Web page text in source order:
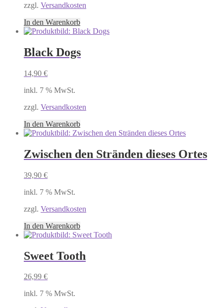
zzgl. Versandkosten
In den Warenkorb
Black Dogs
14,90 €
inkl. 7 % MwSt.
zzgl. Versandkosten
In den Warenkorb
Zwischen den Stränden dieses Ortes
39,90 €
inkl. 7 % MwSt.
zzgl. Versandkosten
In den Warenkorb
Sweet Tooth
26,99 €
inkl. 7 % MwSt.